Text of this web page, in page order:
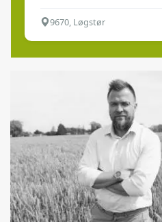
9670, Løgstør